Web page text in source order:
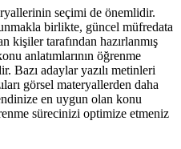
seçimi de önemlidir.
birlikte, güncel müfredata
kişiler tarafından hazırlanmış
anlatımlarının öğrenme
Bazı adaylar yazılı metinleri
görsel materyallerden daha
en uygun olan konu
sürecinizi optimize etmeniz